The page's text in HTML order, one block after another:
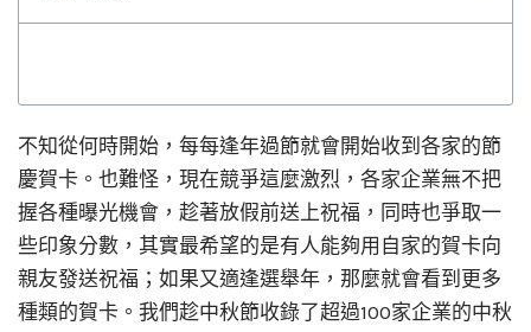
不知從何時開始，每每逢年過節就會開始收到各家的節
慶賀卡。也難怪，現在競爭這麼激烈，各家企業無不把
握各種曝光機會，趁著放假前送上祝福，同時也爭取一
些印象分數，其實最希望的是有人能夠用自家的賀卡向
親友發送祝福；如果又適逢選舉年，那麼就會看到更多
種類的賀卡。我們趁中秋節收錄了超過100家企業的中秋